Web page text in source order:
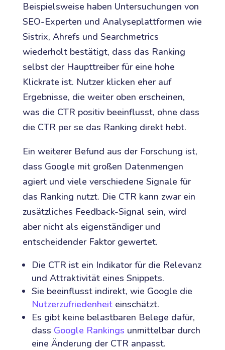
Beispielsweise haben Untersuchungen von
SEO-Experten und Analyseplattformen wie
Sistrix, Ahrefs und Searchmetrics
wiederholt bestätigt, dass das Ranking
selbst der Haupttreiber für eine hohe
Klickrate ist. Nutzer klicken eher auf
Ergebnisse, die weiter oben erscheinen,
was die CTR positiv beeinflusst, ohne dass
die CTR per se das Ranking direkt hebt.
Ein weiterer Befund aus der Forschung ist,
dass Google mit großen Datenmengen
agiert und viele verschiedene Signale für
das Ranking nutzt. Die CTR kann zwar ein
zusätzliches Feedback-Signal sein, wird
aber nicht als eigenständiger und
entscheidender Faktor gewertet.
Die CTR ist ein Indikator für die Relevanz
und Attraktivität eines Snippets.
Sie beeinflusst indirekt, wie Google die
Nutzerzufriedenheiteinschätzt.
Es gibt keine belastbaren Belege dafür,
dass Google Rankings unmittelbar durch
eine Änderung der CTR anpasst.